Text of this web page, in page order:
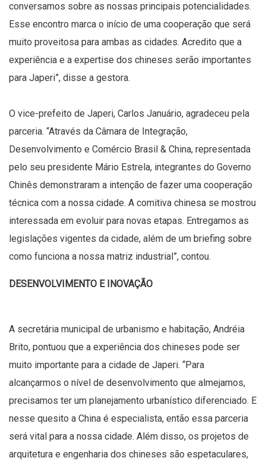
conversamos sobre as nossas principais potencialidades.
Esse encontro marca o início de uma cooperação que será
muito proveitosa para ambas as cidades. Acredito que a
experiência e a expertise dos chineses serão importantes
para Japeri”, disse a gestora.
O vice-prefeito de Japeri, Carlos Januário, agradeceu pela
parceria. “Através da Câmara de Integração,
Desenvolvimento e Comércio Brasil & China, representada
pelo seu presidente Mário Estrela, integrantes do Governo
Chinês demonstraram a intenção de fazer uma cooperação
técnica com a nossa cidade. A comitiva chinesa se mostrou
interessada em evoluir para novas etapas. Entregamos as
legislações vigentes da cidade, além de um briefing sobre
como funciona a nossa matriz industrial”, contou.
DESENVOLVIMENTO E INOVAÇÃO
A secretária municipal de urbanismo e habitação, Andréia
Brito, pontuou que a experiência dos chineses pode ser
muito importante para a cidade de Japeri. “Para
alcançarmos o nível de desenvolvimento que almejamos,
precisamos ter um planejamento urbanístico diferenciado. E
nesse quesito a China é especialista, então essa parceria
será vital para a nossa cidade. Além disso, os projetos de
arquitetura e engenharia dos chineses são espetaculares,